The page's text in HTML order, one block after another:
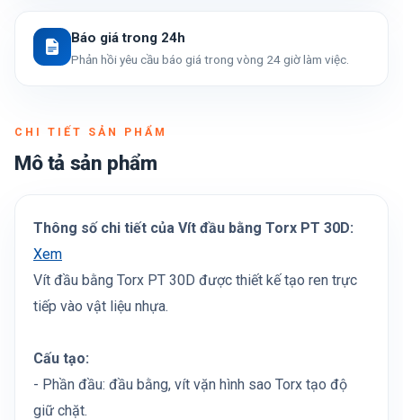
Báo giá trong 24h
Phản hồi yêu cầu báo giá trong vòng 24 giờ làm việc.
CHI TIẾT SẢN PHẨM
Mô tả sản phẩm
Thông số chi tiết của Vít đầu bằng Torx PT 30D:
Xem
Vít đầu bằng Torx PT 30D được thiết kế tạo ren trực
tiếp vào vật liệu nhựa.
Cấu tạo:
- Phần đầu: đầu bằng, vít vặn hình sao Torx tạo độ
giữ chặt.